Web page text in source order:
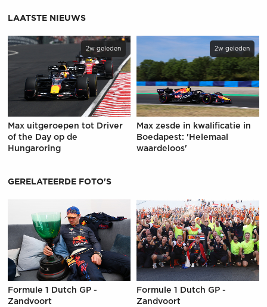
LAATSTE NIEUWS
2w geleden
Max uitgeroepen tot Driver
of the Day op de
Hungaroring
2w geleden
Max zesde in kwalificatie in
Boedapest: 'Helemaal
waardeloos'
GERELATEERDE FOTO'S
Formule 1 Dutch GP -
Zandvoort
Formule 1 Dutch GP -
Zandvoort